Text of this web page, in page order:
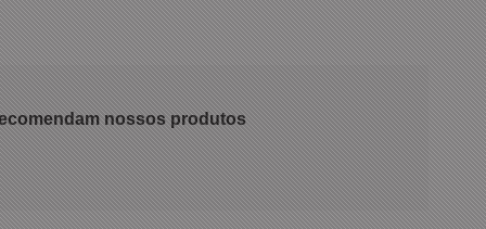
nossos produtos